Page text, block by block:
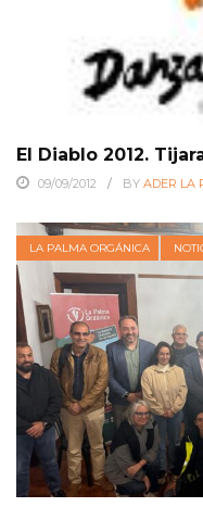
El Diablo 2012.
09/09/2012 BY ADER LA
LA PALMA ORGÁNICA